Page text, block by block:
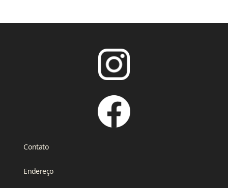
Contato
Endereço